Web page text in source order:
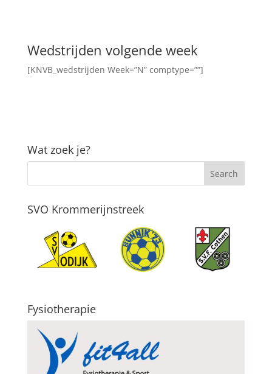
Wedstrijden volgende week
[KNVB_wedstrijden Week=”N” comptype=””]
Wat zoek je?
SVO Krommerijnstreek
Fysiotherapie